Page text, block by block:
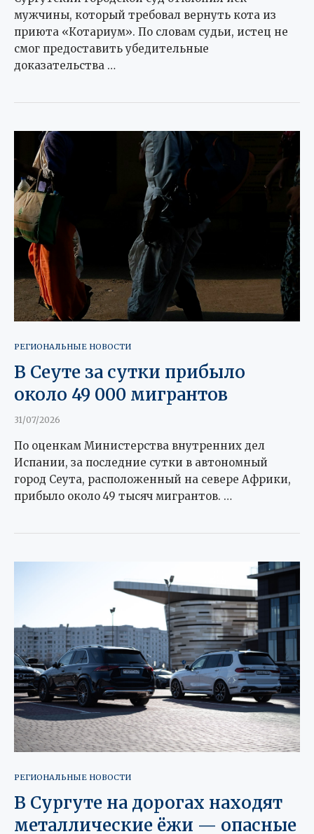
мужчины, который требовал вернуть кота из
приюта «Котариум». По словам судьи, истец не
смог предоставить убедительные
доказательства …
РЕГИОНАЛЬНЫЕ НОВОСТИ
В Сеуте за сутки прибыло
около 49 000 мигрантов
31/07/2026
По оценкам Министерства внутренних дел
Испании, за последние сутки в автономный
город Сеута, расположенный на севере Африки,
прибыло около 49 тысяч мигрантов. …
РЕГИОНАЛЬНЫЕ НОВОСТИ
В Сургуте на дорогах находят
металлические ёжи — опасные